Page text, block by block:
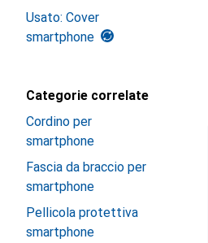
Usato: Cover
smartphone
Categorie correlate
Cordino per
smartphone
Fascia da braccio per
smartphone
Pellicola protettiva
smartphone